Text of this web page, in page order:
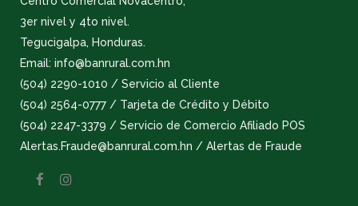
3er nivel y 4to nivel.
Tegucigalpa, Honduras.
Email: info@banrural.com.hn
(504) 2290-1010 / Servicio al Cliente
(504) 2564-0777 / Tarjeta de Crédito y Débito
(504) 2247-3379 / Servicio de Comercio Afiliado POS
Alertas.Fraude@banrural.com.hn / Alertas de Fraude